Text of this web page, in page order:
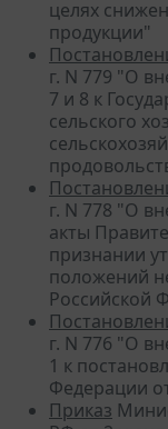
целях
продукции"
г. N 779 "О
7 и 8 к
сельского
г. N 778 "О
акты
признании
положений
Российской
г. N 776 "О
1 к
Федерации
Приказ